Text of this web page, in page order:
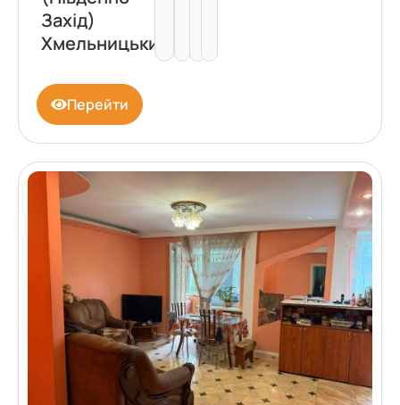
Захід)
Хмельницький
Перейти